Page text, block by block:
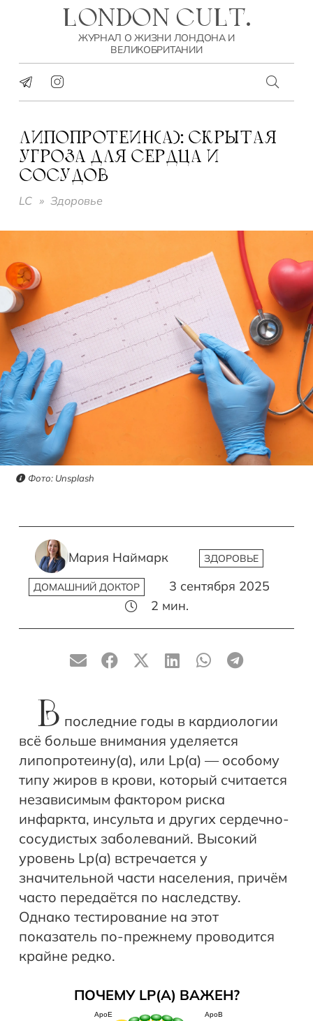
LONDON CULT.
ЖУРНАЛ О ЖИЗНИ ЛОНДОНА И
ВЕЛИКОБРИТАНИИ
ЛИПОПРОТЕИН(A): СКРЫТАЯ
УГРОЗА ДЛЯ СЕРДЦА И
СОСУДОВ
LC » Здоровье
Фото: Unsplash
Мария Наймарк ЗДОРОВЬЕ
ДОМАШНИЙ ДОКТОР
3 сентября 2025
2 мин.
В последние годы в кардиологии
всё больше внимания уделяется
липопротеину(a), или Lp(a) — особому
типу жиров в крови, который считается
независимым фактором риска
инфаркта, инсульта и других сердечно-
сосудистых заболеваний. Высокий
уровень Lp(a) встречается у
значительной части населения, причём
часто передаётся по наследству.
Однако тестирование на этот
показатель по-прежнему проводится
крайне редко.
ПОЧЕМУ LP(A) ВАЖЕН?